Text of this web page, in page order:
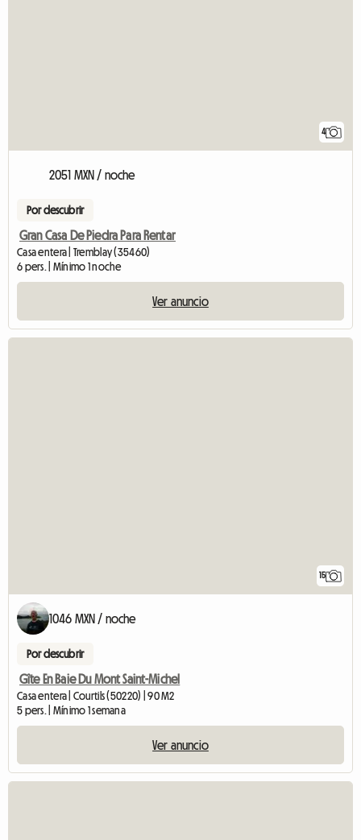
4
2051 MXN / noche
Por descubrir
Gran Casa De Piedra Para Rentar
Casa entera | Tremblay (35460)
6 pers. | Mínimo 1 noche
Ver anuncio
15
1046 MXN / noche
Por descubrir
Gîte En Baie Du Mont Saint-Michel
Casa entera | Courtils (50220) | 90 M2
5 pers. | Mínimo 1 semana
Ver anuncio